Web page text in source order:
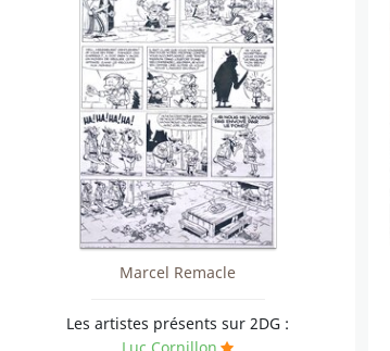
Marcel Remacle
Les artistes présents sur 2DG :